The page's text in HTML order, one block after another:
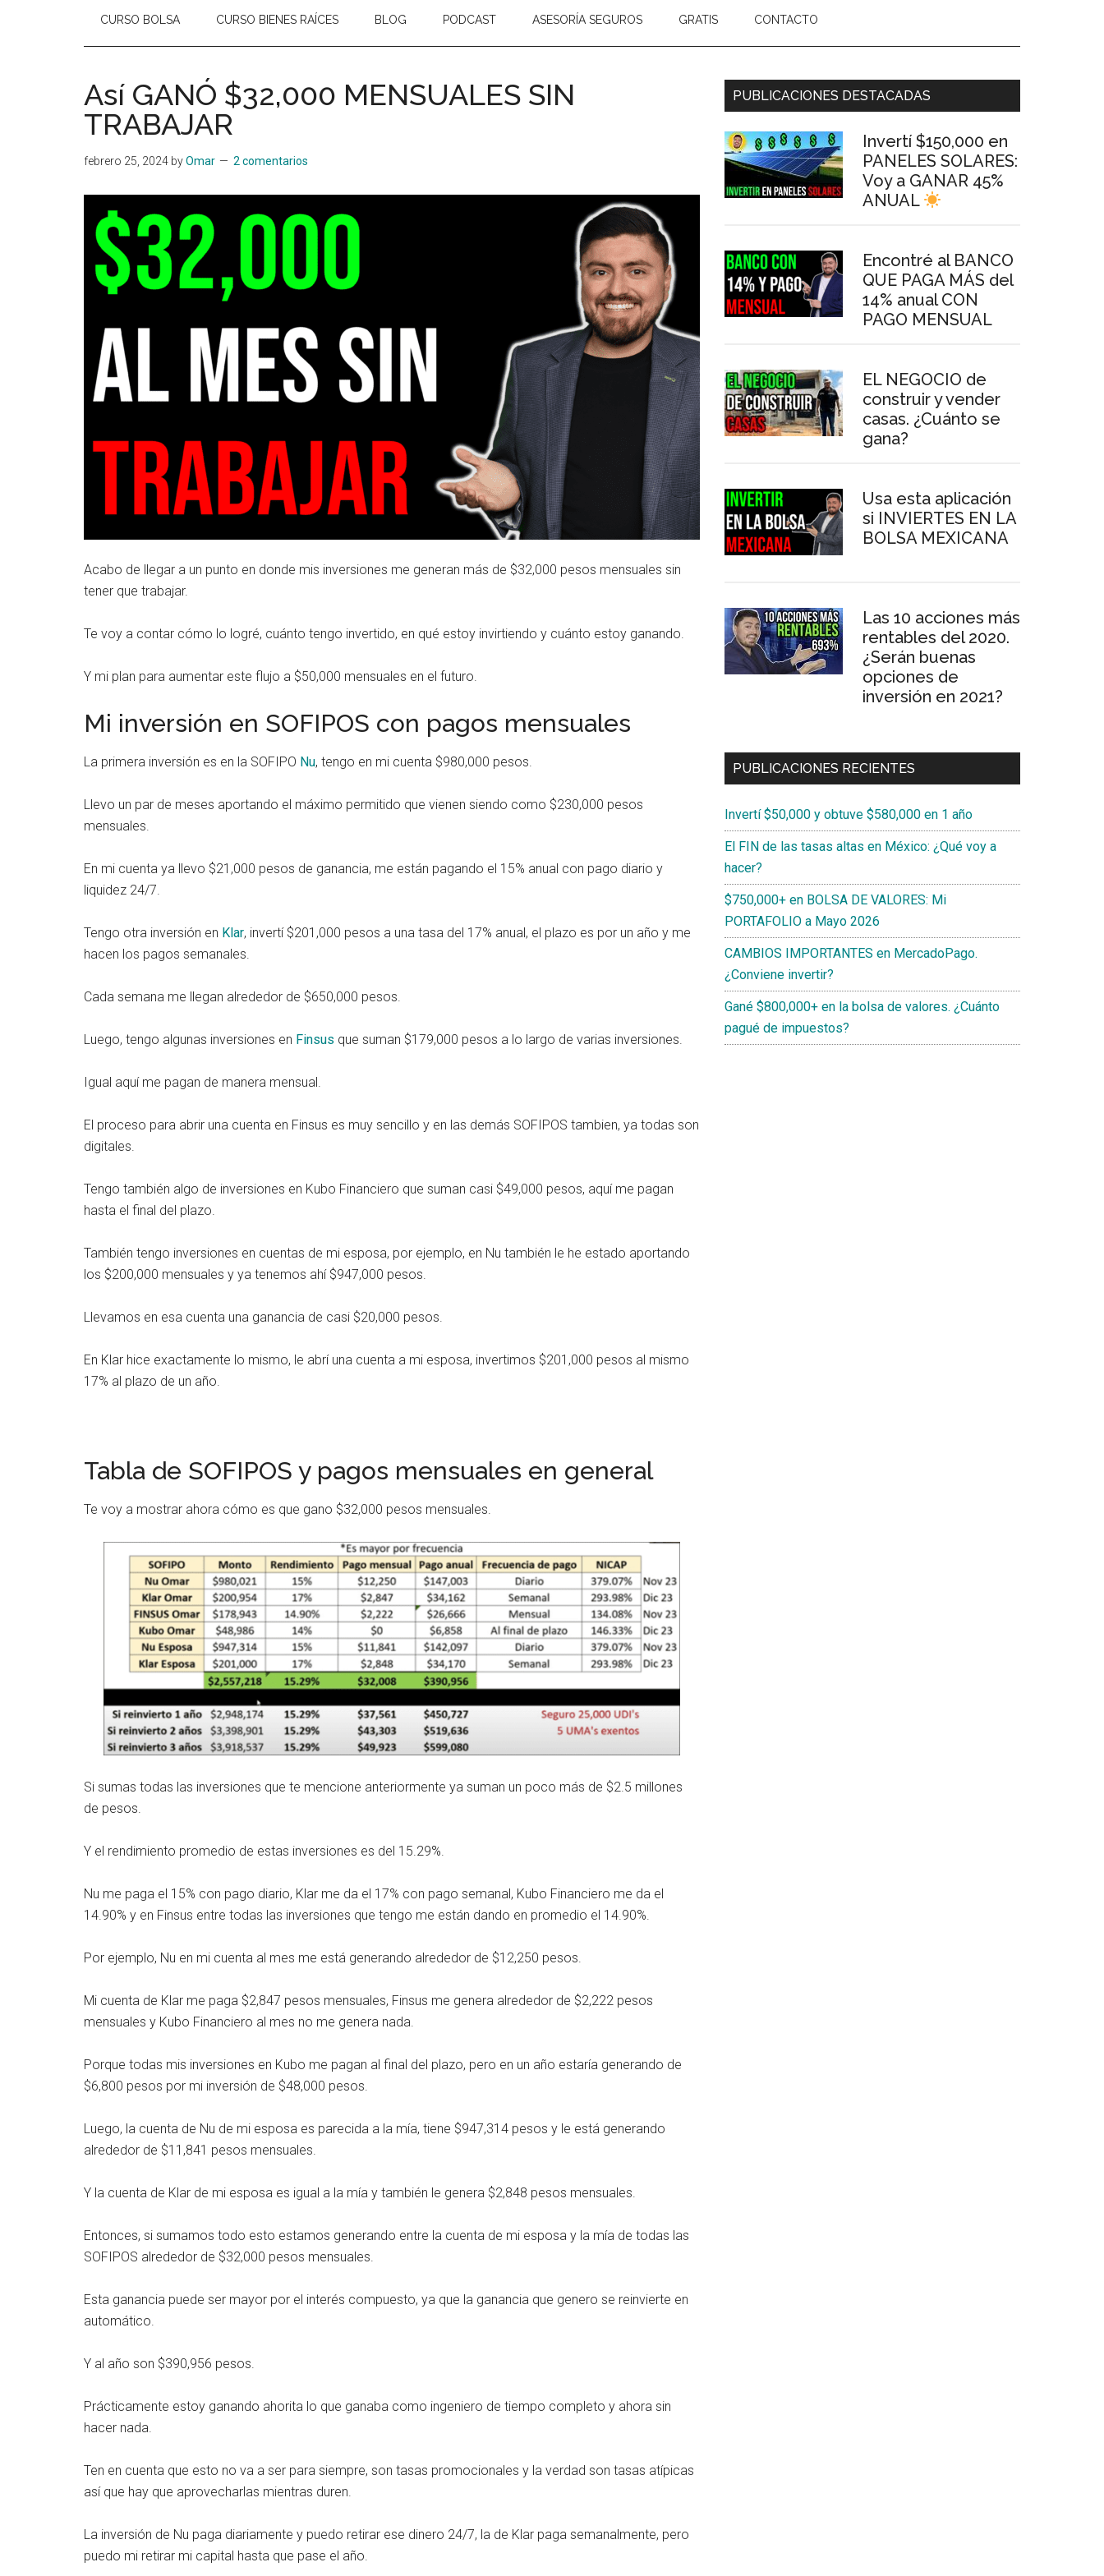
CURSO BOLSA CURSO BIENES RAÍCES BLOG PODCAST ASESORÍA SEGUROS GRATIS CONTACTO
Así GANÓ $32,000 MENSUALES SIN
TRABAJAR
febrero 25, 2024 byOmar 2 comentarios
Acabo de llegar a un punto en donde mis inversiones me generan más de $32,000 pesos mensuales sin
tener que trabajar.
Te voy a contar cómo lo logré, cuánto tengo invertido, en qué estoy invirtiendo y cuánto estoy ganando.
Y mi plan para aumentar este flujo a $50,000 mensuales en el futuro.
Mi inversión en SOFIPOS con pagos mensuales
La primera inversión es en la SOFIPO Nu, tengo en mi cuenta $980,000 pesos.
Llevo un par de meses aportando el máximo permitido que vienen siendo como $230,000 pesos
mensuales.
En mi cuenta ya llevo $21,000 pesos de ganancia, me están pagando el 15% anual con pago diario y
liquidez 24/7.
Tengo otra inversión en Klar, invertí $201,000 pesos a una tasa del 17% anual, el plazo es por un año y me
hacen los pagos semanales.
Cada semana me llegan alrededor de $650,000 pesos.
Luego, tengo algunas inversiones en Finsus que suman $179,000 pesos a lo largo de varias inversiones.
Igual aquí me pagan de manera mensual.
El proceso para abrir una cuenta en Finsus es muy sencillo y en las demás SOFIPOS tambien, ya todas son
digitales.
Tengo también algo de inversiones en Kubo Financiero que suman casi $49,000 pesos, aquí me pagan
hasta el final del plazo.
También tengo inversiones en cuentas de mi esposa, por ejemplo, en Nu también le he estado aportando
los $200,000 mensuales y ya tenemos ahí $947,000 pesos.
Llevamos en esa cuenta una ganancia de casi $20,000 pesos.
En Klar hice exactamente lo mismo, le abrí una cuenta a mi esposa, invertimos $201,000 pesos al mismo
17% al plazo de un año.
Tabla de SOFIPOS y pagos mensuales en general
Te voy a mostrar ahora cómo es que gano $32,000 pesos mensuales.
Si sumas todas las inversiones que te mencione anteriormente ya suman un poco más de $2.5 millones
de pesos.
Y el rendimiento promedio de estas inversiones es del 15.29%.
Nu me paga el 15% con pago diario, Klar me da el 17% con pago semanal, Kubo Financiero me da el
14.90% y en Finsus entre todas las inversiones que tengo me están dando en promedio el 14.90%.
Por ejemplo, Nu en mi cuenta al mes me está generando alrededor de $12,250 pesos.
Mi cuenta de Klar me paga $2,847 pesos mensuales, Finsus me genera alrededor de $2,222 pesos
mensuales y Kubo Financiero al mes no me genera nada.
Porque todas mis inversiones en Kubo me pagan al final del plazo, pero en un año estaría generando de
$6,800 pesos por mi inversión de $48,000 pesos.
Luego, la cuenta de Nu de mi esposa es parecida a la mía, tiene $947,314 pesos y le está generando
alrededor de $11,841 pesos mensuales.
Y la cuenta de Klar de mi esposa es igual a la mía y también le genera $2,848 pesos mensuales.
Entonces, si sumamos todo esto estamos generando entre la cuenta de mi esposa y la mía de todas las
SOFIPOS alrededor de $32,000 pesos mensuales.
Esta ganancia puede ser mayor por el interés compuesto, ya que la ganancia que genero se reinvierte en
automático.
Y al año son $390,956 pesos.
Prácticamente estoy ganando ahorita lo que ganaba como ingeniero de tiempo completo y ahora sin
hacer nada.
Ten en cuenta que esto no va a ser para siempre, son tasas promocionales y la verdad son tasas atípicas
así que hay que aprovecharlas mientras duren.
La inversión de Nu paga diariamente y puedo retirar ese dinero 24/7, la de Klar paga semanalmente, pero
puedo mi retirar mi capital hasta que pase el año.
Barra
principal
PUBLICACIONES DESTACADAS
Invertí $150,000 en
PANELES SOLARES:
Voy a GANAR 45%
ANUAL
Encontré al BANCO
QUE PAGA MÁS del
14% anual CON
PAGO MENSUAL
EL NEGOCIO de
construir y vender
casas. ¿Cuánto se
gana?
Usa esta aplicación
si INVIERTES EN LA
BOLSA MEXICANA
Las 10 acciones más
rentables del 2020.
¿Serán buenas
opciones de
inversión en 2021?
PUBLICACIONES RECIENTES
Invertí $50,000 y obtuve $580,000 en 1 año
El FIN de las tasas altas en México: ¿Qué voy a
hacer?
$750,000+ en BOLSA DE VALORES: Mi
PORTAFOLIO a Mayo 2026
CAMBIOS IMPORTANTES en MercadoPago.
¿Conviene invertir?
Gané $800,000+ en la bolsa de valores. ¿Cuánto
pagué de impuestos?